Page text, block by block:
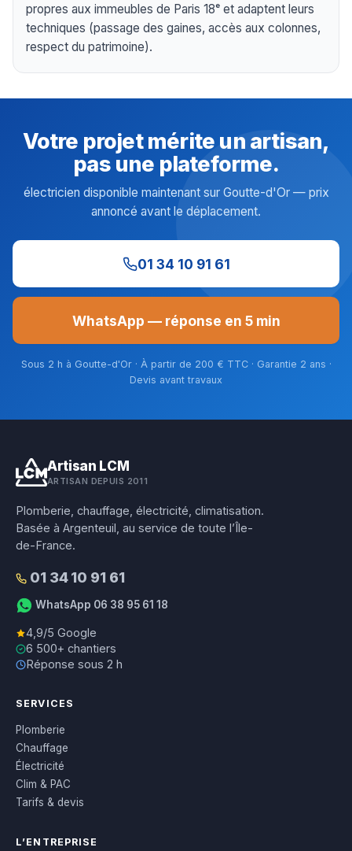
propres aux immeubles de Paris 18ᵉ et adaptent leurs
techniques (passage des gaines, accès aux colonnes,
respect du patrimoine).
Votre projet mérite un artisan,
pas une plateforme.
électricien disponible maintenant sur Goutte-d'Or — prix
annoncé avant le déplacement.
01 34 10 91 61
WhatsApp — réponse en 5 min
Sous 2 h à Goutte-d'Or · À partir de 200 € TTC · Garantie 2 ans ·
Devis avant travaux
Artisan LCM
ARTISAN DEPUIS 2011
Plomberie, chauffage, électricité, climatisation.
Basée à Argenteuil, au service de toute l’Île-
de-France.
01 34 10 91 61
WhatsApp 06 38 95 61 18
4,9/5 Google
6 500+ chantiers
Réponse sous 2 h
SERVICES
Plomberie
Chauffage
Électricité
Clim & PAC
Tarifs & devis
L’ENTREPRISE